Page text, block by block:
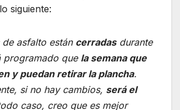
siguiente:
de asfalto están cerradasdurante
programado que la semana que
y puedan retirar la plancha.
si no hay cambios, será el
caso, creo que es mejor